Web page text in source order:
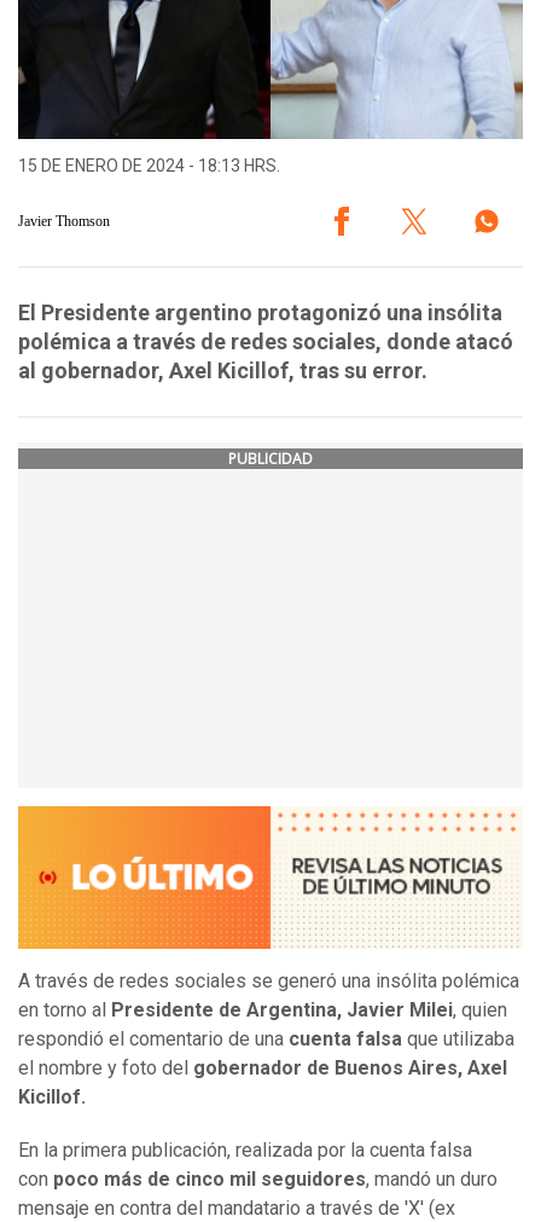
15 DE ENERO DE 2024 - 18:13 HRS.
Javier Thomson
El Presidente argentino protagonizó una insólita
polémica a través de redes sociales, donde atacó
al gobernador, Axel Kicillof, tras su error.
PUBLICIDAD
A través de redes sociales se generó una insólita polémica
en torno al Presidente de Argentina, Javier Milei, quien
respondió el comentario de una cuenta falsa que utilizaba
el nombre y foto del gobernador de Buenos Aires, Axel
Kicillof.
En la primera publicación, realizada por la cuenta falsa
con poco más de cinco mil seguidores, mandó un duro
mensaje en contra del mandatario a través de 'X' (ex